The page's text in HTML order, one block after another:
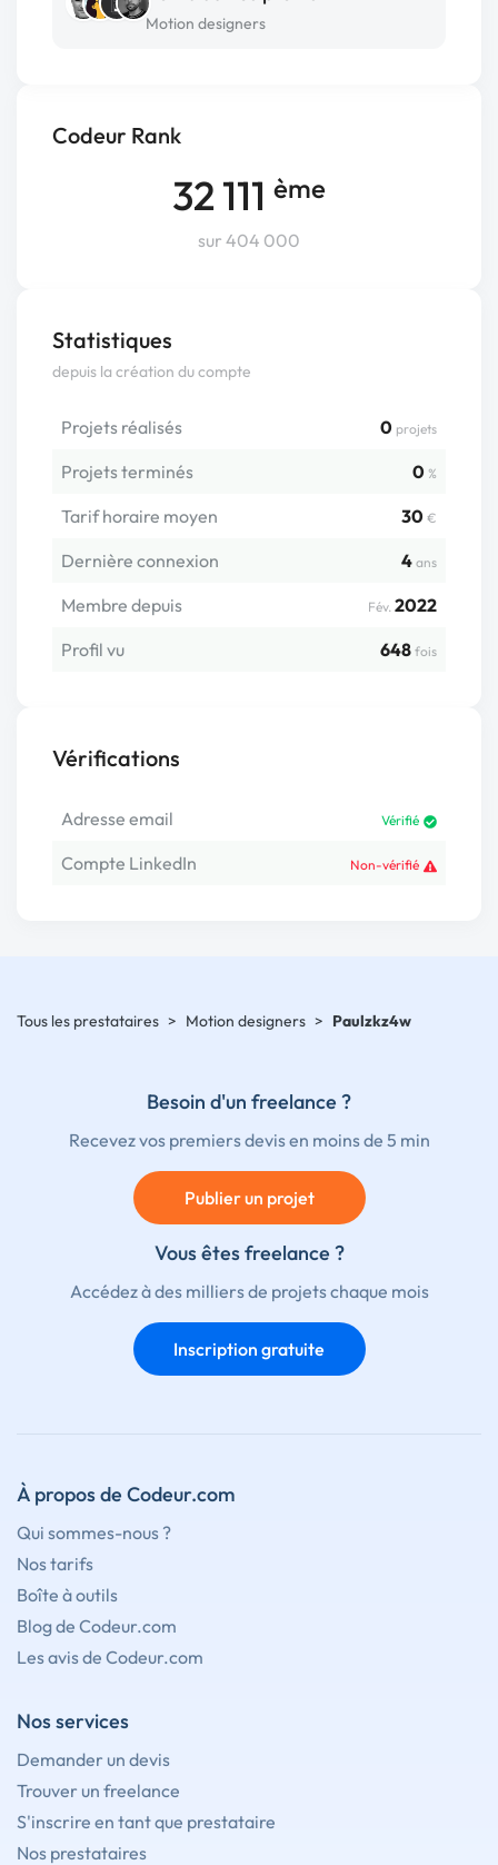
Codeur Rank
32 111 ème
sur 404 000
Statistiques
depuis la création du compte
Projets réalisés 0 projets
Projets terminés 0 %
Tarif horaire moyen 30 €
Dernière connexion 4 ans
Membre depuis Fév. 2022
Profil vu
648 fois
Vérifications
Adresse email Vérifié
Compte LinkedIn Non-vérifié
Motion designers
Tous les prestataires > Motion designers > Paulzkz4w
Besoin d'un freelance ?
Recevez vos premiers devis en moins de 5 min
Publier un projet
Vous êtes freelance ?
Accédez à des milliers de projets chaque mois
Inscription gratuite
À propos de Codeur.com
Qui sommes-nous ?
Nos tarifs
Boîte à outils
Blog de Codeur.com
Les avis de Codeur.com
Nos services
Demander un devis
Trouver un freelance
S'inscrire en tant que prestataire
Nos prestataires